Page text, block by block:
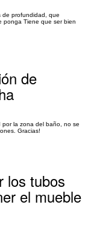
de profundidad, que
ponga Tiene que ser bien
de
la zona del baño, no se
Gracias!
los tubos
el mueble